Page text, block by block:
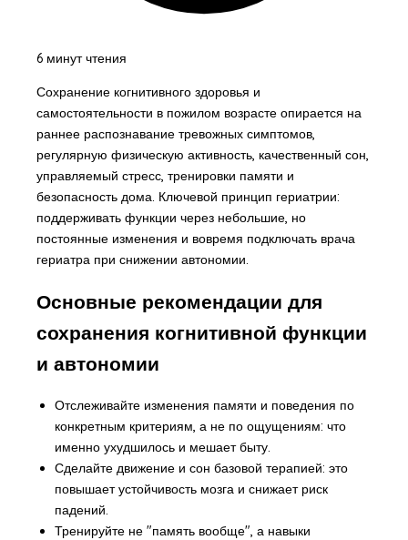
6 минут чтения
Сохранение когнитивного здоровья и
самостоятельности в пожилом возрасте опирается на
раннее распознавание тревожных симптомов,
регулярную физическую активность, качественный сон,
управляемый стресс, тренировки памяти и
безопасность дома. Ключевой принцип гериатрии:
поддерживать функции через небольшие, но
постоянные изменения и вовремя подключать врача
гериатра при снижении автономии.
Основные рекомендации для
сохранения когнитивной функции
и автономии
Отслеживайте изменения памяти и поведения по
конкретным критериям, а не по ощущениям: что
именно ухудшилось и мешает быту.
Сделайте движение и сон базовой терапией: это
повышает устойчивость мозга и снижает риск
падений.
Тренируйте не "память вообще", а навыки